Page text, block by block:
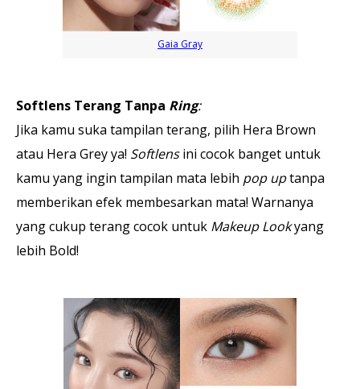
Gaia Gray
Softlens Terang Tanpa Ring:
Jika kamu suka tampilan terang, pilih Hera Brown
atau Hera Grey ya! Softlensini cocok banget untuk
kamu yang ingin tampilan mata lebih pop uptanpa
memberikan efek membesarkan mata! Warnanya
yang cukup terang cocok untuk Makeup Lookyang
lebih Bold!